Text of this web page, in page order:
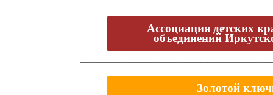
Ассоциация детских
объединений
Золотой